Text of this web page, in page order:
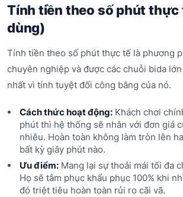
Tính tiền theo số phút thực
dùng)
Tính tiền theo số phút thực tế là phương
chuyên nghiệp và được các chuỗi bida
nhất vì tính tuyệt đối công bằng của nó.
Cách thức hoạt động:Khách chơi
phút thì hệ thống sẽ nhân với đơn giá
nhiêu. Hoàn toàn không làm tròn lên
bất kỳ giây phút nào.
Ưu điểm:Mang lại sự thoải mái tối đa
Họ sẽ tâm phục khẩu phục 100% khi
đó triệt tiêu hoàn toàn rủi ro cãi vã.